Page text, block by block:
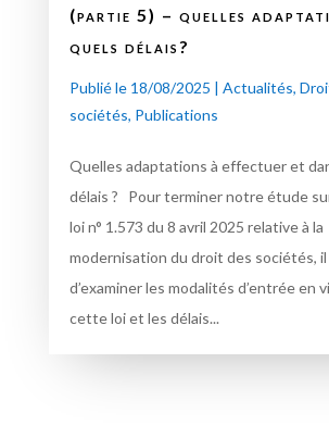
(partie 5) – quelles
quels délais?
Publié le 18/08/2025 | Actualités,
sociétés, Publications
Quelles adaptations à effectuer et
délais ? Pour terminer notre étude
loi n° 1.573 du 8 avril 2025 relative à la
modernisation du droit des sociétés,
d’examiner les modalités d’entrée en
cette loi et les délais...